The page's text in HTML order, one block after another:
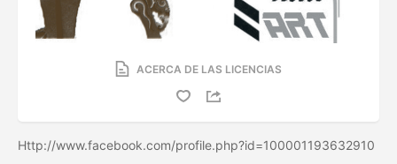
ACERCA DE LAS LICENCIAS
Http://www.facebook.com/profile.php?id=100001193632910